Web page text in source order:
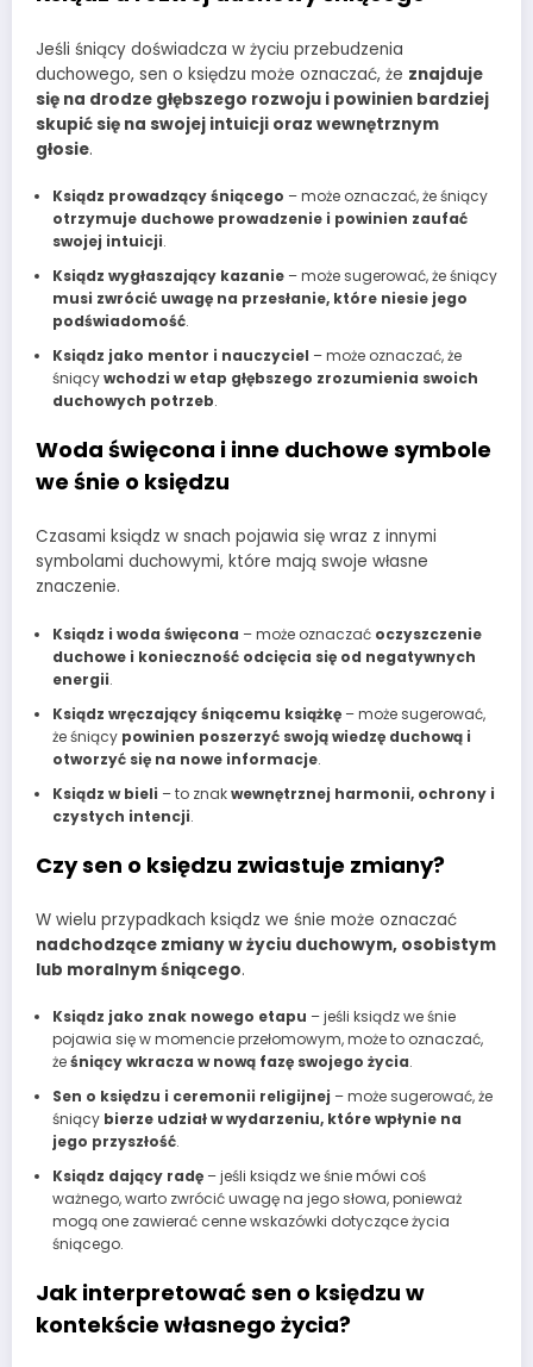
Jeśli śniący doświadcza w życiu przebudzenia
duchowego, sen o księdzu może oznaczać, że znajduje
się na drodze głębszego rozwoju i powinien bardziej
skupić się na swojej intuicji oraz wewnętrznym
głosie.
Ksiądz prowadzący śniącego – może oznaczać, że śniący
otrzymuje duchowe prowadzenie i powinien zaufać
swojej intuicji.
Ksiądz wygłaszający kazanie– może sugerować, że śniący
musi zwrócić uwagę na przesłanie, które niesie jego
podświadomość.
Ksiądz jako mentor i nauczyciel – może oznaczać, że
śniącywchodzi w etap głębszego zrozumienia swoich
duchowych potrzeb.
Woda święcona i inne duchowe symbole
we śnie o księdzu
Czasami ksiądz w snach pojawia się wraz z innymi
symbolami duchowymi, które mają swoje własne
znaczenie.
Ksiądz i woda święcona – może oznaczać oczyszczenie
duchowe i konieczność odcięcia się od negatywnych
energii.
Ksiądz wręczający śniącemu książkę– może sugerować,
że śniący powinien poszerzyć swoją wiedzę duchową i
otworzyć się na nowe informacje.
Ksiądz w bieli – to znakwewnętrznej harmonii, ochrony i
czystych intencji.
Czy sen o księdzu zwiastuje zmiany?
W wielu przypadkach ksiądz we śnie może oznaczać
nadchodzące zmiany w życiu duchowym, osobistym
lub moralnym śniącego.
Ksiądz jako znak nowego etapu – jeśli ksiądz we śnie
pojawia się w momencie przełomowym, może to oznaczać,
żeśniący wkracza w nową fazę swojego życia.
Sen o księdzu i ceremonii religijnej – może sugerować, że
śniący bierze udział w wydarzeniu, które wpłynie na
jego przyszłość.
Ksiądz dający radę– jeśli ksiądz we śnie mówi coś
ważnego, warto zwrócić uwagę na jego słowa, ponieważ
mogą one zawierać cenne wskazówki dotyczące życia
śniącego.
Jak interpretować sen o księdzu w
kontekście własnego życia?